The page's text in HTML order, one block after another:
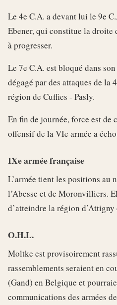
Le 4e C.A. a devant lui le 9e
Ebener, qui constitue la droite
à progresser.
Le 7e C.A. est bloqué dans
dégagé par des attaques de
région de Cuffies - Pasly.
En fin de journée, force est de
offensif de la VIe armée a
IXe armée française
L’armée tient les positions au
l’Abesse et de Moronvilliers.
d’atteindre la région
O.H.L.
Moltke est provisoirement
rassemblements seraient en
(Gand) en Belgique et
communications des armées